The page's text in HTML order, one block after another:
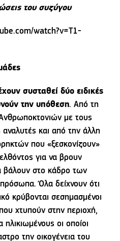
του συζύγου
watch?v=T1-
συσταθεί δύο ειδικές
την υπόθεση. Από τη
με τους
και από την άλλη
που «ξεσκονίζουν»
για να βρουν
βάλουν στο κάδρο των
Όλα δείχνουν ότι
κρύβονται σεσημασμένοι
χτυπούν στην περιοχή,
οι οποίοι
την οικογένεια του